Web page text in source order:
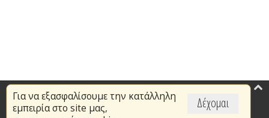
Δέχομαι
Για να εξασφαλίσουμε την κατάλληλη
εμπειρία στο site μας,
Επικαιρότητα